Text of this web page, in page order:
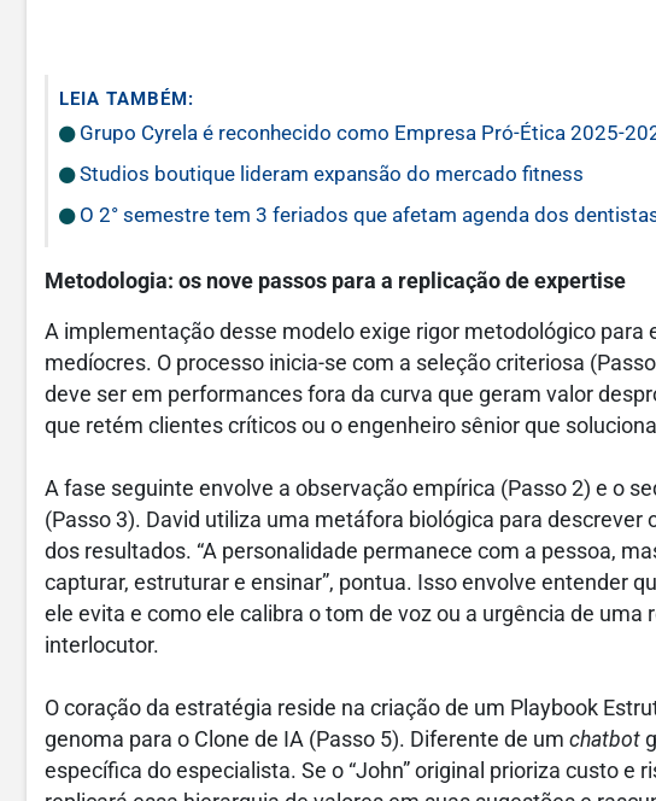
LEIA TAMBÉM:
Grupo Cyrela é reconhecido como Empresa Pró-Ética 2025-
Studios boutique lideram expansão do mercado fitness
O 2° semestre tem 3 feriados que afetam agenda dos
Metodologia: os nove passos para a replicação de expertise
A implementação desse modelo exige rigor metodológico
medíocres. O processo inicia-se com a seleção criteriosa
deve ser em performances fora da curva que geram valor
que retém clientes críticos ou o engenheiro sênior que
A fase seguinte envolve a observação empírica (Passo 2) e o
(Passo 3). David utiliza uma metáfora biológica para descrever
dos resultados. “A personalidade permanece com a pessoa,
capturar, estruturar e ensinar”, pontua. Isso envolve entender
ele evita e como ele calibra o tom de voz ou a urgência de
interlocutor.
O coração da estratégia reside na criação de um Playbook
genoma para o Clone de IA (Passo 5). Diferente de um chatbot
específica do especialista. Se o “John” original prioriza custo e